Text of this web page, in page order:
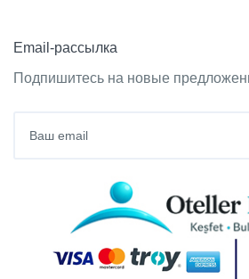
Email-рассылка
Подпишитесь на новые